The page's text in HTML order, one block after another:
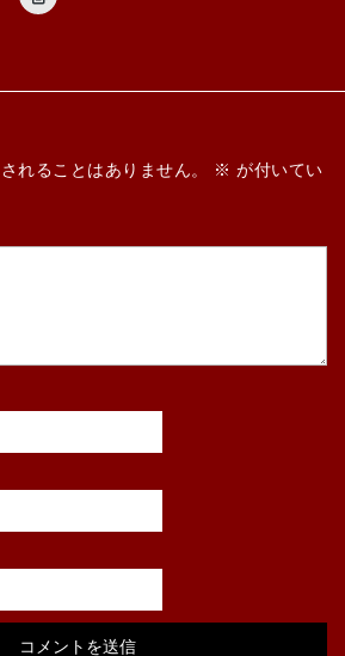
れることはありません。 ※ が付いてい